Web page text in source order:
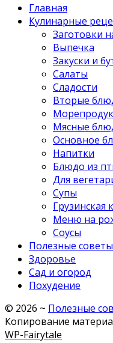
Главная
Кулинарные
Заготовки
Выпечка
Закуски и
Салаты
Сладости
Вторые
Мясные
Основное
Напитки
Блюдо из
Для
Супы
Грузинская
Меню на
Соусы
Полезные советы
Здоровье
Сад и огород
Похудение
© 2026 ~ Полезные
Копирование
WP-Fairytale